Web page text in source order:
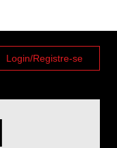
Login/Registre-se